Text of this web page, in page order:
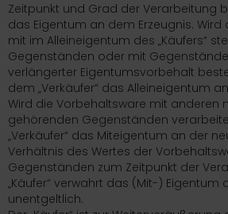
Zeitpunkt und Grad der Verarbeitung
das Eigentum an dem Erzeugnis.
mit im Alleineigentum des „Käufers“
Gegenständen oder mit
verlängerter Eigentumsvorbehalt
dem „Verkäufer“ das Alleineigentum
Wird die Vorbehaltsware mit anderen
gehörenden Gegenständen
„Verkäufer“ das Miteigentum an der
Verhältnis des Wertes der
Gegenständen zum Zeitpunkt der
„Käufer“ verwahrt das (Mit-) Eigentum
unentgeltlich.